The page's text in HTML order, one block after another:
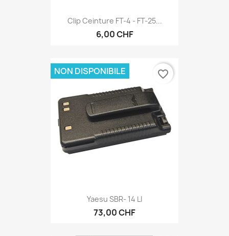
Clip Ceinture FT-4 - FT-25...
6,00 CHF
Yaesu SBR- 14 LI
73,00 CHF
NON DISPONIBILE favorite_border